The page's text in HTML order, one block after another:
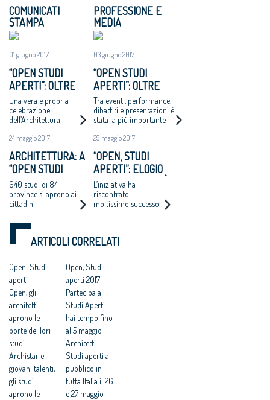
COMUNICATI
STAMPA
01 giugno 2017
“OPEN STUDI
APERTI”: OLTRE
30MILA
PRESENZE PER
LA PRIMA
EDIZIONE
Una vera e propria
celebrazione
dell’Architettura
24 maggio 2017
ARCHITETTURA: A
“OPEN STUDI
APERTI”, IL 26 E
27 MAGGIO,
DIBATTITI,
PRESENTAZIONI,
INCONTRI, EVENTI,
VISITE
640 studi di 84
province si aprono ai
cittadini
PROFESSIONE E
MEDIA
03 giugno 2017
“OPEN STUDI
APERTI”: OLTRE
30MILA PRESENZE
PER LA I EDIZIONE.
UNA CELEBRAZIONE
DELL’ARCHITETTURA
Tra eventi, performance,
dibattiti e presentazioni è
stata la più importante
Architettura in Italia
29 maggio 2017
“OPEN, STUDI
APERTI”: ELOGIO
ALLA CREATIVITÀ!
L’iniziativa ha
riscontrato
moltissimo successo:
visitare studi come
ARTICOLI CORRELATI
Open! Studi
aperti
Open, gli
architetti
aprono le
porte dei lori
studi
Archistar e
giovani talenti,
gli studi
aprono le
Open, Studi
aperti 2017
Partecipa a
Studi Aperti
hai tempo fino
al 5 maggio
Architetti:
Studi aperti al
pubblico in
tutta Italia il 26
e 27 maggio